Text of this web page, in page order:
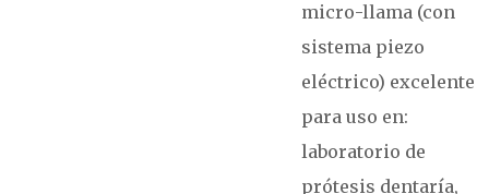
micro-llama (con
sistema piezo
eléctrico) excelente
para uso en:
laboratorio de
prótesis dentaría,